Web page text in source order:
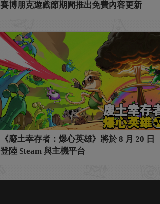
賽博朋克遊戲節期間推出免費內容更新
《廢土幸存者：爆心英雄》將於 8 月 20 日
登陸 Steam 與主機平台